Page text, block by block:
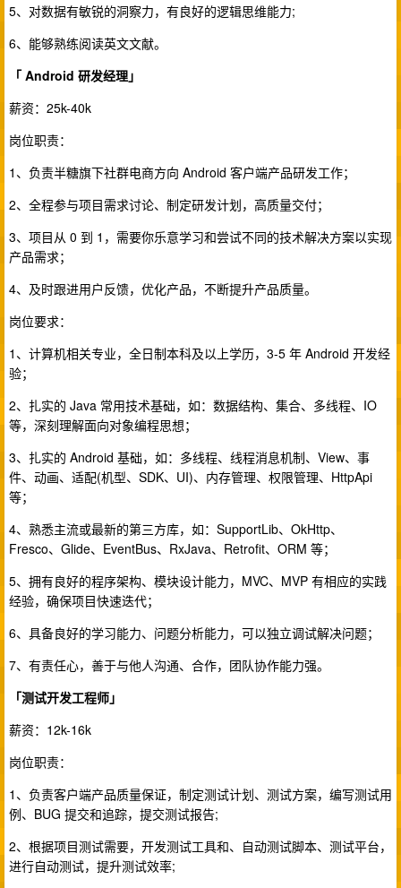
5、对数据有敏锐的洞察力，有良好的逻辑思维能力;
6、能够熟练阅读英文文献。
「 Android 研发经理」
薪资：25k-40k
岗位职责：
1、负责半糖旗下社群电商方向 Android 客户端产品研发工作；
2、全程参与项目需求讨论、制定研发计划，高质量交付；
3、项目从 0 到 1，需要你乐意学习和尝试不同的技术解决方案以实现
产品需求；
4、及时跟进用户反馈，优化产品，不断提升产品质量。
岗位要求：
1、计算机相关专业，全日制本科及以上学历，3-5 年 Android 开发经
验；
2、扎实的 Java 常用技术基础，如：数据结构、集合、多线程、IO
等，深刻理解面向对象编程思想；
3、扎实的 Android 基础，如：多线程、线程消息机制、View、事
件、动画、适配(机型、SDK、UI)、内存管理、权限管理、HttpApi
等；
4、熟悉主流或最新的第三方库，如：SupportLib、OkHttp、
Fresco、Glide、EventBus、RxJava、Retrofit、ORM 等；
5、拥有良好的程序架构、模块设计能力，MVC、MVP 有相应的实践
经验，确保项目快速迭代；
6、具备良好的学习能力、问题分析能力，可以独立调试解决问题；
7、有责任心，善于与他人沟通、合作，团队协作能力强。
「测试开发工程师」
薪资：12k-16k
岗位职责：
1、负责客户端产品质量保证，制定测试计划、测试方案，编写测试用
例、BUG 提交和追踪，提交测试报告;
2、根据项目测试需要，开发测试工具和、自动测试脚本、测试平台，
进行自动测试，提升测试效率;